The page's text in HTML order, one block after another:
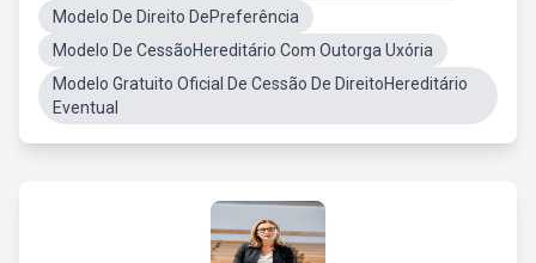
Modelo De Direito DePreferência
Modelo De CessãoHereditário Com Outorga Uxória
Modelo Gratuito Oficial De Cessão De DireitoHereditário
Eventual